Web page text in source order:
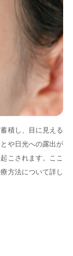
積し、目に見える
や日光への露出が
こされます。ここ
方法について詳し